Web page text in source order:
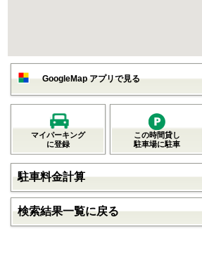
GoogleMap アプリで見る
マイパーキング
に登録
この時間貸し
駐車場に駐車
駐車料金計算
検索結果一覧に戻る